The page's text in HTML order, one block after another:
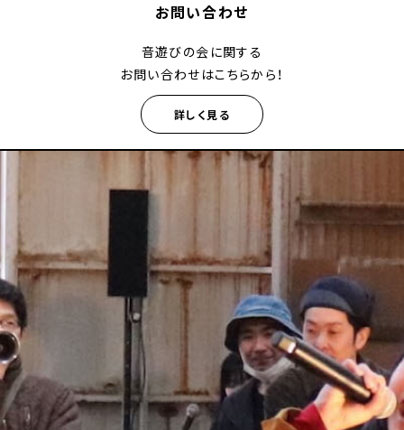
お問い合わせ
音遊びの会に関する
お問い合わせはこちらから！
詳しく見る